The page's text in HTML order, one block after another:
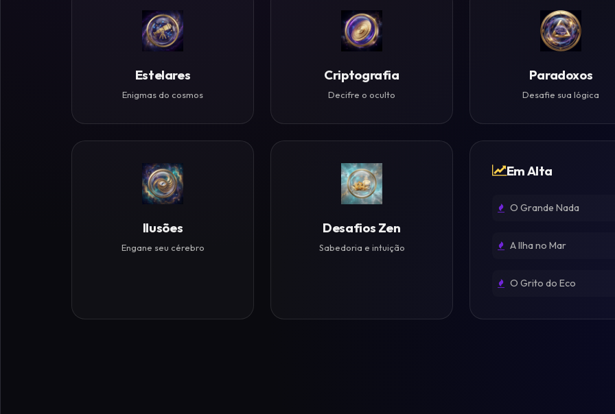
Estelares
Enigmas do cosmos
Criptografia
Decifre o oculto
Paradoxos
Desafie sua lógica
Ilusões
Engane seu cérebro
Desafios Zen
Sabedoria e intuição
Em Alta
O Grande Nada
A Ilha no Mar
O Grito do Eco